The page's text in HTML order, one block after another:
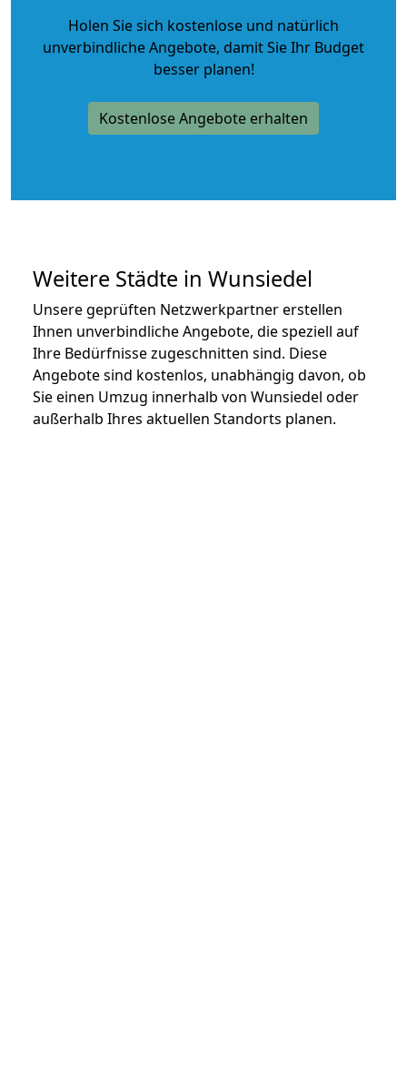
Holen Sie sich kostenlose und natürlich
unverbindliche Angebote, damit Sie Ihr Budget
besser planen!
Kostenlose Angebote erhalten
Weitere Städte in Wunsiedel
Unsere geprüften Netzwerkpartner erstellen
Ihnen unverbindliche Angebote, die speziell auf
Ihre Bedürfnisse zugeschnitten sind. Diese
Angebote sind kostenlos, unabhängig davon, ob
Sie einen Umzug innerhalb von Wunsiedel oder
außerhalb Ihres aktuellen Standorts planen.